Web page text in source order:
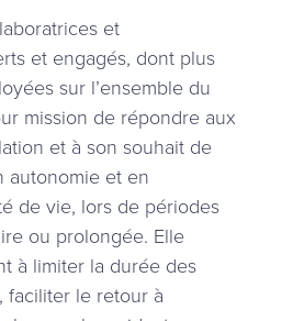
et
et engagés, dont plus
sur l’ensemble du
mission de répondre aux
et à son souhait de
autonomie et en
de vie, lors de périodes
ou prolongée. Elle
à limiter la durée des
faciliter le retour à